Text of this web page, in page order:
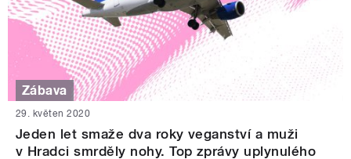
Zábava
29. květen 2020
Jeden let smaže dva roky veganství a muži
v Hradci smrděly nohy. Top zprávy uplynulého